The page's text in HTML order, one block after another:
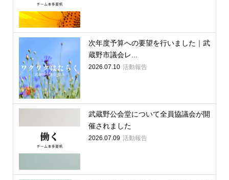
次年度予算への要望を行いました｜武
蔵野市議会レ...
2026.07.10 活動報告
武蔵野公会堂について全員協議会が開
催されました
2026.07.09 活動報告